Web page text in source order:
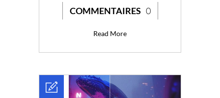
COMMENTAIRES 0
Read More